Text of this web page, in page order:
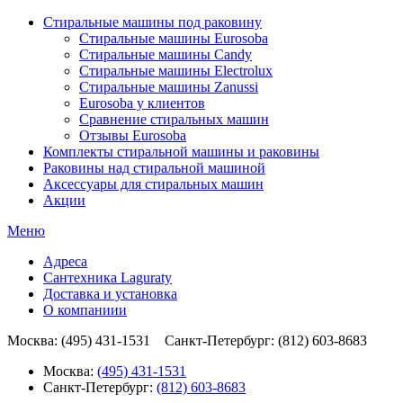
Стиральные машины под раковину
Стиральные машины Eurosoba
Стиральные машины Candy
Стиральные машины Electrolux
Стиральные машины Zanussi
Eurosoba у клиентов
Сравнение стиральных машин
Отзывы Eurosoba
Комплекты стиральной машины и раковины
Раковины над стиральной машиной
Аксесcуары для стиральных машин
Акции
Меню
Адреса
Сантехника Laguraty
Доставка и установка
О компаниии
Москва: (495) 431-1531 Санкт-Петербург: (812) 603-8683
Москва: (495) 431-1531
Санкт-Петербург: (812) 603-8683